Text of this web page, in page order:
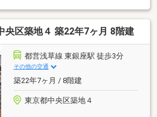
央区築地４ 築22年7ヶ月 8階建
都営浅草線 東銀座駅 徒歩3分
その他の交通
築22年7ヶ月 / 8階建
東京都中央区築地４